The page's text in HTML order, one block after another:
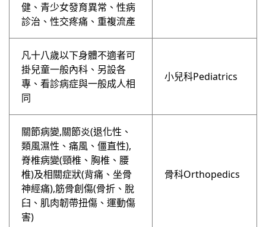
健、青少女發育異常、性病
診治、性交疼痛、重複流產
凡⼗八歲以下身體不適者可
掛兒童⼀般內科、另設各
專、看診病症與⼀般成人相
同
小兒科Pediatrics
關節病變,關節炎(退化性、
類風濕性、痛風、僵直性),
脊椎病變(頸椎、胸椎、腰
椎)及相關症狀(背痛、坐骨
神經痛),筋骨創傷(骨折、脫
臼、肌肉韌帶扭傷、運動傷
害)
骨科Orthopedics